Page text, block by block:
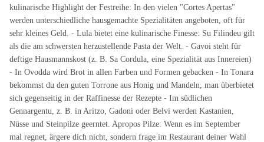
kulinarische Highlight der Festreihe: In den vielen "Cortes Apertas"
werden unterschiedliche hausgemachte Spezialitäten angeboten, oft für
sehr kleines Geld. - Lula bietet eine kulinarische Finesse: Su Filindeu gilt
als die am schwersten herzustellende Pasta der Welt. - Gavoi steht für
deftige Hausmannskost (z. B. Sa Cordula, eine Spezialität aus Innereien)
- In Ovodda wird Brot in allen Farben und Formen gebacken - In Tonara
bekommst du den guten Torrone aus Honig und Mandeln, man überbietet
sich gegenseitig in der Raffinesse der Rezepte - Im südlichen
Gennargentu, z. B. in Aritzo, Gadoni oder Belvi werden Kastanien,
Nüsse und Steinpilze geerntet. Apropos Pilze: Wenn es im September
mal regnet, ärgere dich nicht, sondern frage im Restaurant deiner Wahl